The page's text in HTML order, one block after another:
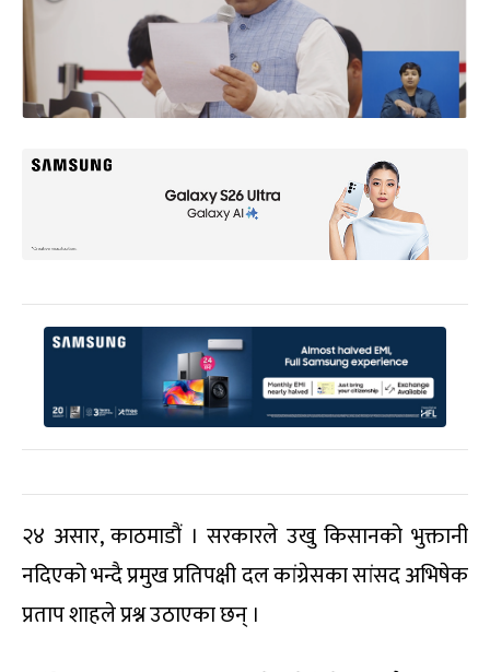
२४ असार, काठमाडौं । सरकारले उखु किसानको भुक्तानी
नदिएको भन्दै प्रमुख प्रतिपक्षी दल कांग्रेसका सांसद अभिषेक
प्रताप शाहले प्रश्न उठाएका छन् ।